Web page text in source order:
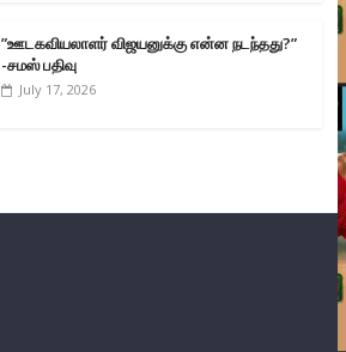
”ஊடகவியலாளர் விஜயனுக்கு என்ன நடந்தது?”
-சமஸ் பதிவு
July 17, 2026